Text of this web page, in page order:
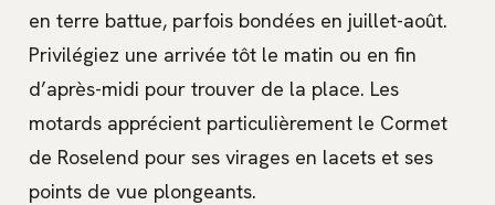
en terre battue, parfois bondées en juillet-août.
Privilégiez une arrivée tôt le matin ou en fin
d’après-midi pour trouver de la place. Les
motards apprécient particulièrement le Cormet
de Roselend pour ses virages en lacets et ses
points de vue plongeants.